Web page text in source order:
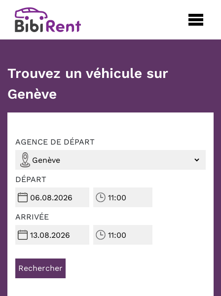
Trouvez un véhicule sur
Genève
AGENCE DE DÉPART
DÉPART
ARRIVÉE
Rechercher